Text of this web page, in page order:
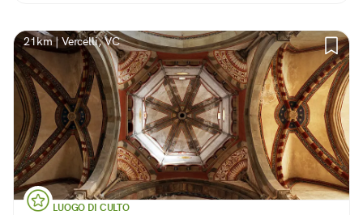
21km | Vercelli, VC
LUOGO DI CULTO